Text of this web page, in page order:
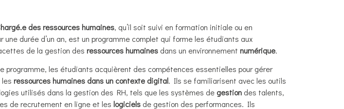
des ressources humaines, qu’il soit suivi en formation initiale ou en
une durée d’un an, est un programme complet qui forme les étudiants aux
de la gestion desressources humaines dans un environnementnumérique.
programme, les étudiants acquièrent des compétences essentielles pour gérer
ressources humaines dans un contexte digital. Ils se familiarisent avec les outils
utilisés dans la gestion des RH, tels que les systèmes de gestion des talents,
de recrutement en ligne et leslogiciels de gestion des performances. Ils